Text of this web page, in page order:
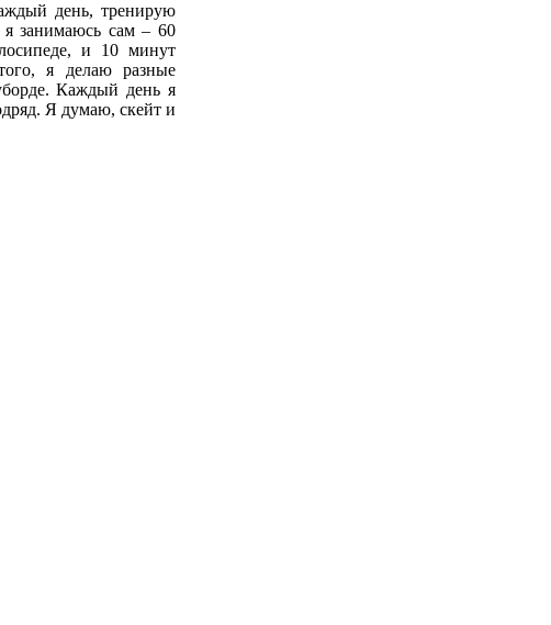
день, тренирую
занимаюсь сам – 60
и 10 минут
я делаю разные
Каждый день я
Я думаю, скейт и